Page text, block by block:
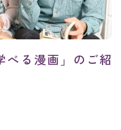
べる漫画」のご紹